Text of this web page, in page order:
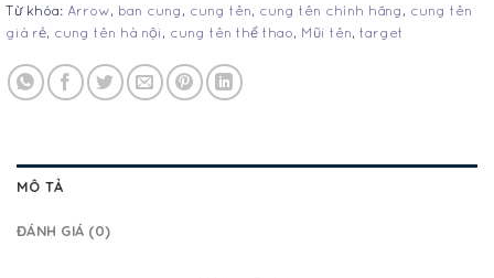
Từ khóa: Arrow, ban cung , cung tên, cung tên chính hãng , cung tên
giá rẻ, cung tên hà nội , cung tên thể thao, Mũi tên, target
MÔ TẢ
ĐÁNH GIÁ (0)